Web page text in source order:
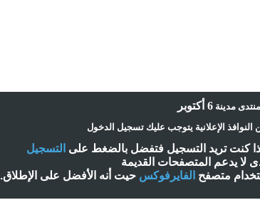
مدينة6 أكتوبر
الإعلانية يتوجب عليك تسجيل الدخول
كنت تريد التسجيل فتفضل بالضغط على التسجيل
لا يدعم المتصفحات القديمة
متصفح الفايرفوكس حيت أنه الأفضل على الإطلاق.